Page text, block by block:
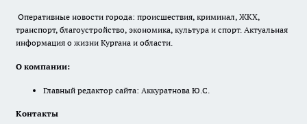
Оперативные новости города: происшествия, криминал, ЖКХ,
транспорт, благоустройство, экономика, культура и спорт. Актуальная
информация о жизни Кургана и области.
О компании:
Главный редактор сайта: Аккуратнова Ю.С.
Контакты